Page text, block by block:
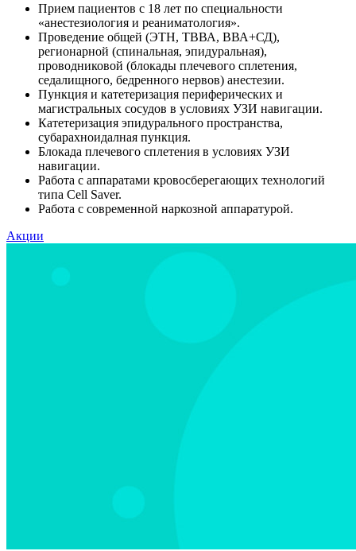
Прием пациентов с 18 лет по специальности
«анестезиология и реаниматология».
Проведение общей (ЭТН, ТВВА, ВВА+СД),
регионарной (спинальная, эпидуральная),
проводниковой (блокады плечевого сплетения,
седалищного, бедренного нервов) анестезии.
Пункция и катетеризация периферических и
магистральных сосудов в условиях УЗИ навигации.
Катетеризация эпидурального пространства,
субарахноидалная пункция.
Блокада плечевого сплетения в условиях УЗИ
навигации.
Работа с аппаратами кровосберегающих технологий
типа Cell Saver.
Работа с современной наркозной аппаратурой.
Акции